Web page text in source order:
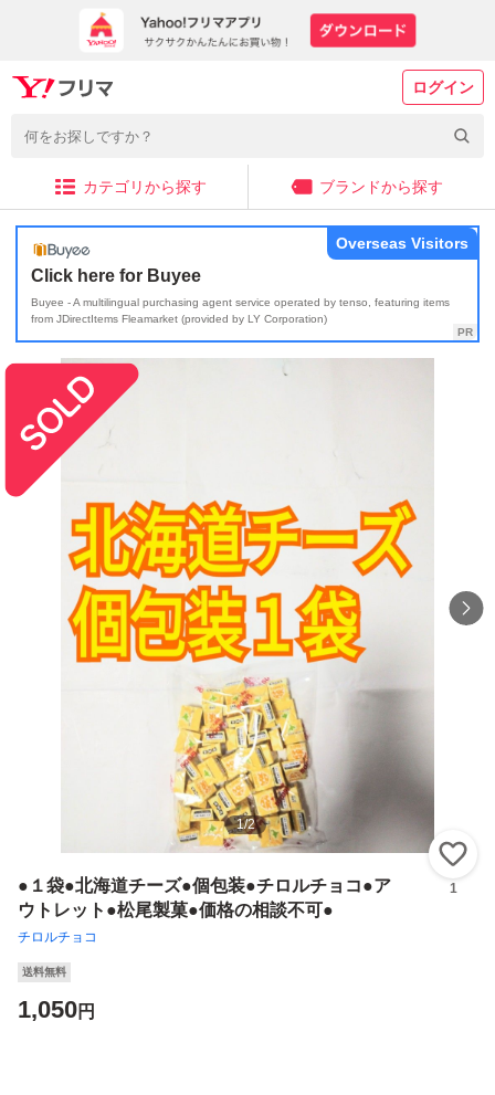
ログイン
カテゴリから探す ブランドから探す
Click here for Buyee
Buyee - A multilingual purchasing agent service operated by tenso, featuring items
from JDirectItems Fleamarket (provided by LY Corporation)
Overseas Visitors
1/2
●１袋●北海道チーズ●個包装●チロルチョコ●ア
ウトレット●松尾製菓●価格の相談不可●
チロルチョコ
1
送料無料
1,050円